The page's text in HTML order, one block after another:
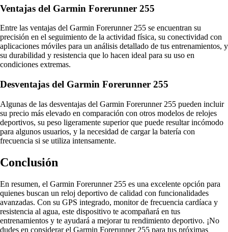
Ventajas del Garmin Forerunner 255
Entre las ventajas del Garmin Forerunner 255 se encuentran su
precisión en el seguimiento de la actividad física, su conectividad con
aplicaciones móviles para un análisis detallado de tus entrenamientos, y
su durabilidad y resistencia que lo hacen ideal para su uso en
condiciones extremas.
Desventajas del Garmin Forerunner 255
Algunas de las desventajas del Garmin Forerunner 255 pueden incluir
su precio más elevado en comparación con otros modelos de relojes
deportivos, su peso ligeramente superior que puede resultar incómodo
para algunos usuarios, y la necesidad de cargar la batería con
frecuencia si se utiliza intensamente.
Conclusión
En resumen, el Garmin Forerunner 255 es una excelente opción para
quienes buscan un reloj deportivo de calidad con funcionalidades
avanzadas. Con su GPS integrado, monitor de frecuencia cardíaca y
resistencia al agua, este dispositivo te acompañará en tus
entrenamientos y te ayudará a mejorar tu rendimiento deportivo. ¡No
dudes en considerar el Garmin Forerunner 255 para tus próximas